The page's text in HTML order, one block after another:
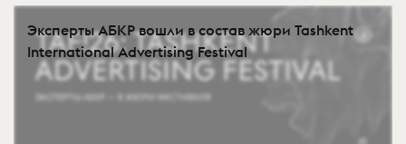
Эксперты АБКР вошли в состав жюри Tashkent
International Advertising Festival